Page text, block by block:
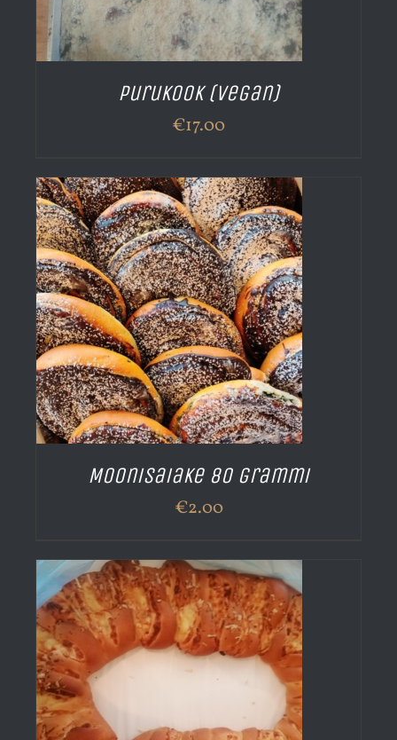
Purukook (vegan)
€17.00
Moonisaiake 80 grammi
€2.00